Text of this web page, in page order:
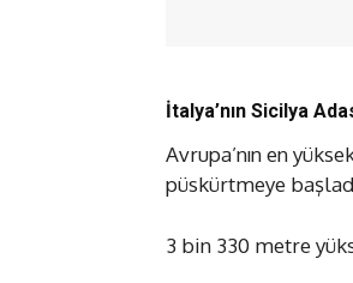
İtalya’nın Sicilya
Avrupa’nın en
püskürtmeye
3 bin 330 metre